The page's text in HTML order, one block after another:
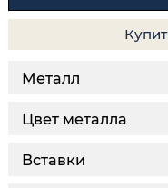
Металл
Цвет металла
Вставки